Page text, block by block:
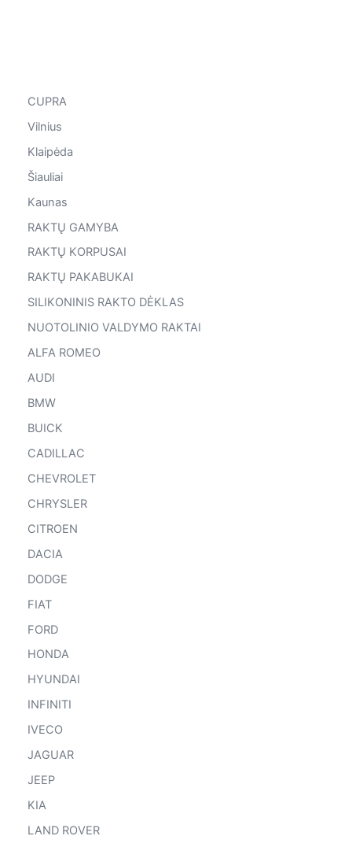
CUPRA
Vilnius
Klaipėda
Šiauliai
Kaunas
RAKTŲ GAMYBA
RAKTŲ KORPUSAI
RAKTŲ PAKABUKAI
SILIKONINIS RAKTO DĖKLAS
NUOTOLINIO VALDYMO RAKTAI
ALFA ROMEO
AUDI
BMW
BUICK
CADILLAC
CHEVROLET
CHRYSLER
CITROEN
DACIA
DODGE
FIAT
FORD
HONDA
HYUNDAI
INFINITI
IVECO
JAGUAR
JEEP
KIA
LAND ROVER